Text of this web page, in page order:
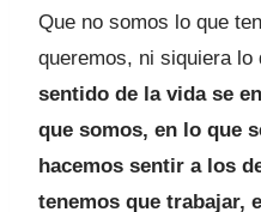
Que no somos lo que
queremos, ni siquiera lo
sentido de la vida se
que somos, en lo que
hacemos sentir a los
tenemos que trabajar,